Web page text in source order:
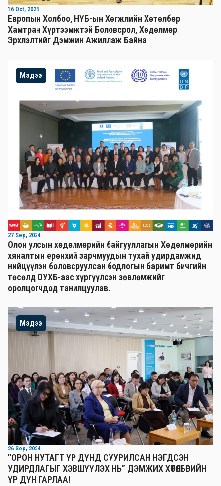
16 Oct, 2024
Европын Холбоо, НҮБ-ын Хөгжлийн Хөтөлбөр
Хамтран Хүртээмжтэй Боловсрол, Хөдөлмөр
Эрхлэлтийг Дэмжин Ажиллаж Байна
Мэдээ
27 Sep, 2024
Олон улсын хөдөлмөрийн байгууллагын Хөдөлмөрийн
хяналтын ерөнхий зарчмуудын тухай удирдамжид
нийцүүлэн боловсруулсан бодлогын баримт бичгийн
төсөлд ОУХБ-аас хүргүүлсэн зөвлөмжийг
оролцогчдод танилцуулав.
Мэдээ
26 Sep, 2024
"ОРОН НУТАГТ ҮР ДҮНД СУУРИЛСАН НЭГДСЭН
УДИРДЛАГЫГ ХЭВШҮҮЛЭХ НЬ” ДЭМЖИХ ХӨТӨЛБӨРИЙН
ҮР ДҮН ГАРЛАА!